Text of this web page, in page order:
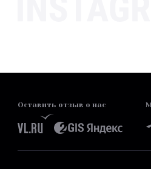
Оставить отзыв о нас